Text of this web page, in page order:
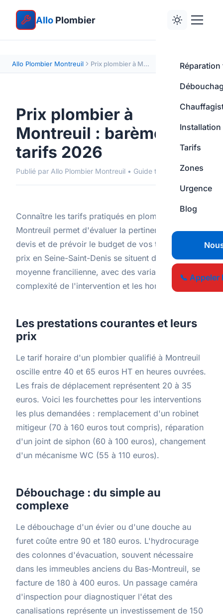
Allo Plombier
Installation
Tarifs
Zones
Urgence
Blog
📞 Appeler
Allo Plombier Montreuil Prix plombier à Montreuil : barème 2026
Prix plombier à
Montreuil : barème des
tarifs 2026
Publié par Allo Plombier Montreuil • Guide tarifaire
Connaître les tarifs pratiqués en plomberie à
Montreuil permet d'évaluer la pertinence d'un
devis et de prévoir le budget de vos travaux. Les
prix en Seine-Saint-Denis se situent dans la
moyenne francilienne, avec des variations selon la
complexité de l'intervention et les horaires.
Les prestations courantes et leurs
prix
Le tarif horaire d'un plombier qualifié à Montreuil
oscille entre 40 et 65 euros HT en heures ouvrées.
Les frais de déplacement représentent 20 à 35
euros. Voici les fourchettes pour les interventions
les plus demandées : remplacement d'un robinet
mitigeur (70 à 160 euros tout compris), réparation
d'un joint de siphon (60 à 100 euros), changement
d'un mécanisme WC (55 à 110 euros).
Débouchage : du simple au
complexe
Le débouchage d'un évier ou d'une douche au
furet coûte entre 90 et 180 euros. L'hydrocurage
des colonnes d'évacuation, souvent nécessaire
dans les immeubles anciens du Bas-Montreuil, se
facture de 180 à 400 euros. Un passage caméra
d'inspection pour diagnostiquer l'état des
canalisations représente un investissement de 150